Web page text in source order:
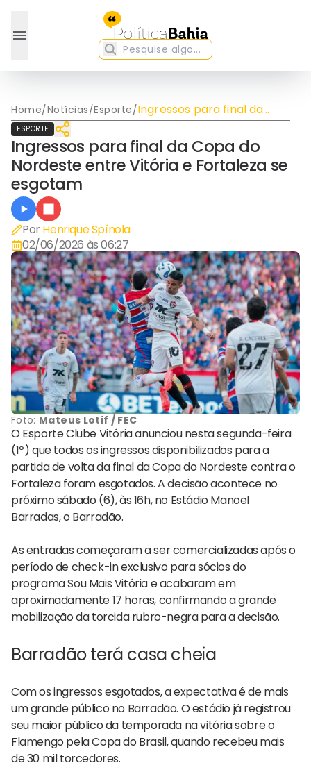
Home/Notícias/Esporte/Ingressos para final da
Copa do Nordeste entre
Vitória e Fortaleza se
esgotam
ESPORTE
Ingressos para final da Copa do
Nordeste entre Vitória e Fortaleza se
esgotam
Por Henrique Spínola
02/06/2026 às 06:27
Foto: Mateus Lotif / FEC
O Esporte Clube Vitória anunciou nesta segunda-feira
(1º) que todos os ingressos disponibilizados para a
partida de volta da final da Copa do Nordeste contra o
Fortaleza foram esgotados. A decisão acontece no
próximo sábado (6), às 16h, no Estádio Manoel
Barradas, o Barradão.
As entradas começaram a ser comercializadas após o
período de check-in exclusivo para sócios do
programa Sou Mais Vitória e acabaram em
aproximadamente 17 horas, confirmando a grande
mobilização da torcida rubro-negra para a decisão.
Barradão terá casa cheia
Com os ingressos esgotados, a expectativa é de mais
um grande público no Barradão. O estádio já registrou
seu maior público da temporada na vitória sobre o
Flamengo pela Copa do Brasil, quando recebeu mais
de 30 mil torcedores.